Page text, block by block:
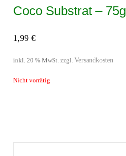
Coco Substrat – 75g
1,99 €
inkl. 20 % MwSt. zzgl. Versandkosten
Nicht vorrätig